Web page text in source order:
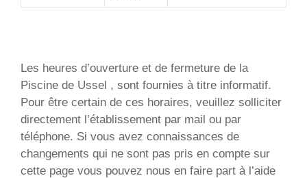
Les heures d’ouverture et de fermeture de la
Piscine de Ussel , sont fournies à titre informatif.
Pour être certain de ces horaires, veuillez solliciter
directement l’établissement par mail ou par
téléphone. Si vous avez connaissances de
changements qui ne sont pas pris en compte sur
cette page vous pouvez nous en faire part à l’aide